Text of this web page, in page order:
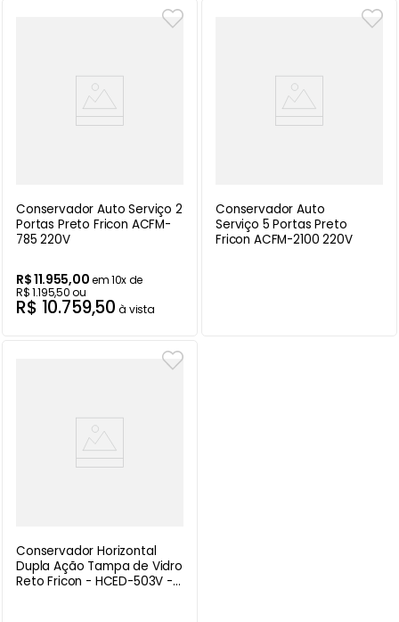
Conservador Auto Serviço 2
Portas Preto Fricon ACFM-
785 220V
R$11.955,00em10x de
R$1.195,50ou
R$ 10.759,50 à vista
Conservador Auto
Serviço 5 Portas Preto
Fricon ACFM-2100 220V
Conservador Horizontal
Dupla Ação Tampa de Vidro
Reto Fricon - HCED-503V -